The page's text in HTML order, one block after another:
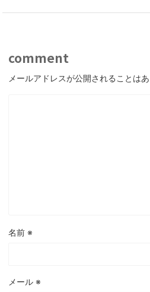
comment
メールアドレスが公開されることはあ
名前 ※
メール ※